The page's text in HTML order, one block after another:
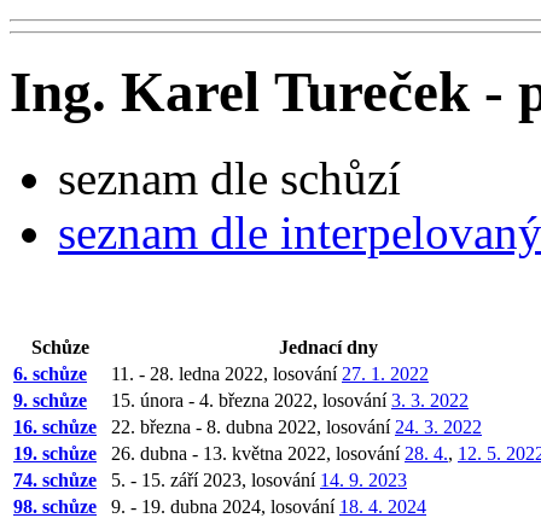
Ing. Karel Tureček -
seznam dle schůzí
seznam dle
Schůze
Jednací dny
6. schůze
11. - 28. ledna 2022, losování 27. 1. 2022
9. schůze
15. února - 4. března 2022, losování3. 3. 2022
16. schůze
22. března - 8. dubna 2022, losování 24. 3. 2022
19. schůze
26. dubna - 13. května 2022, losování 28. 4., 12. 5.
74. schůze
5. - 15. září 2023, losování 14. 9. 2023
98. schůze
9. - 19. dubna 2024, losování 18. 4. 2024